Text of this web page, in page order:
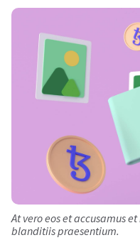
At vero eos et accusamus
blanditiis praesentium.